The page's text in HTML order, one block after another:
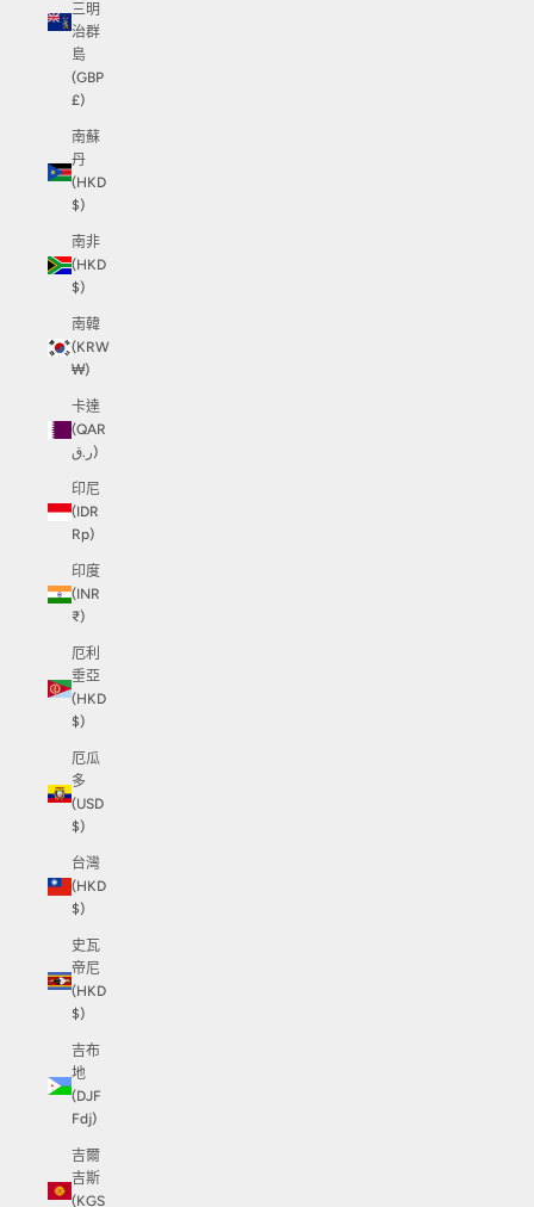
三明
治群
島
(GBP
£)
南蘇
丹
(HKD
$)
南非
(HKD
$)
南韓
(KRW
₩)
卡達
(QAR
ر.ق)
印尼
(IDR
Rp)
印度
(INR
₹)
厄利
垂亞
(HKD
$)
厄瓜
多
(USD
$)
台灣
(HKD
$)
史瓦
帝尼
(HKD
$)
吉布
地
(DJF
Fdj)
吉爾
吉斯
(KGS